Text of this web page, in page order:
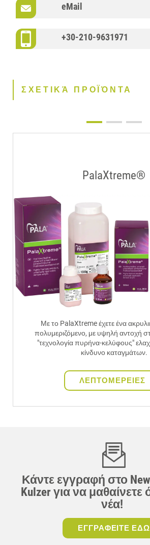
eMail
+30-210-9631971
ΣΧΕΤΙΚΆ ΠΡΟΪΌΝΤΑ
PalaXtreme®
Με το PalaXtreme έχετε ένα
πολυμεριζόμενο, με υψηλή αντοχή
"τεχνολογία πυρήνα-κελύφους"
κίνδυνο καταγμάτων.
ΛΕΠΤΟΜΕΡΕΙΕΣ
Κάντε εγγραφή στο
Kulzer για να μαθαίνετε
νέα!
ΕΓΓΡΑΦΕΙΤΕ ΕΔΩ